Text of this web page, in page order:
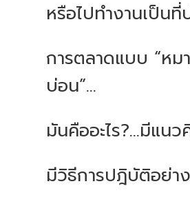
หรือไปทำงานเป็นที่
การตลาดแบบ “หม
บ่อน”...
มันคืออะไร?...มีแน
มีวิธีการปฎิบัติอย่าง